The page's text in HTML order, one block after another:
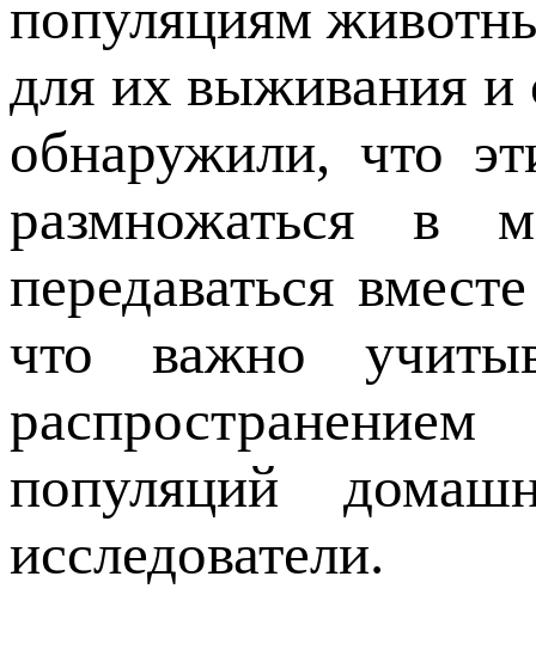
популяциям
для их выживания и
обнаружили, что
размножаться в
передаваться
что важно
популяций
исследователи.